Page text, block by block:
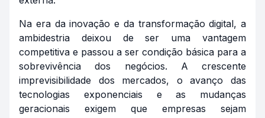
Na era da inovação e da transformação digital, a
ambidestria deixou de ser uma vantagem
competitiva e passou a ser condição básica para a
sobrevivência dos negócios. A crescente
imprevisibilidade dos mercados, o avanço das
tecnologias exponenciais e as mudanças
geracionais exigem que empresas sejam